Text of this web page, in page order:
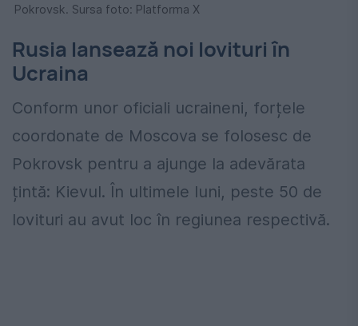
Pokrovsk. Sursa foto: Platforma X
Rusia lansează noi lovituri în
Ucraina
Conform unor oficiali ucraineni, forțele
coordonate de Moscova se folosesc de
Pokrovsk pentru a ajunge la adevărata
țintă: Kievul. În ultimele luni, peste 50 de
lovituri au avut loc în regiunea respectivă.